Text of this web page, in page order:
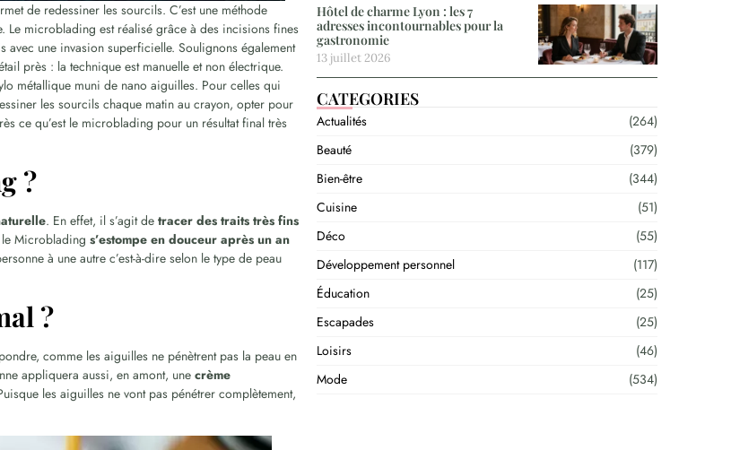
Hôtel de charme Lyon : les 7
adresses incontournables pour la
gastronomie
13 juillet 2026
CATEGORIES
Actualités
(264)
Beauté
(379)
Bien-être
(344)
Cuisine
(51)
Déco
(55)
Développement personnel
(117)
Éducation
(25)
Escapades
(25)
Loisirs
(46)
Mode
(534)
de redessiner les sourcils. C’est une méthode
Le microblading est réalisé grâce à des incisions fines
avec une invasion superficielle. Soulignons également
près : la technique est manuelle et non électrique.
métallique muni de nano aiguilles. Pour celles qui
les sourcils chaque matin au crayon, opter pour
ce qu’est le microblading pour un résultat final très
?
. En effet, il s’agit detracer des traits très fins
le Microbladings’estompe en douceur après un an
à une autre c’est-à-dire selon le type de peau
?
comme les aiguilles ne pénètrent pas la peau en
appliquera aussi, en amont, unecrème
les aiguilles ne vont pas pénétrer complètement,